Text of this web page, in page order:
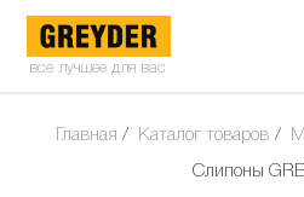
все лучшее для вас
Главная Каталог товаров
Слипоны